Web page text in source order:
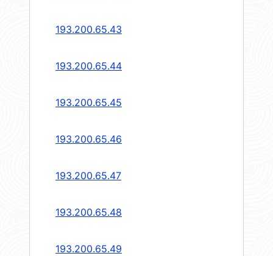
193.200.65.43
193.200.65.44
193.200.65.45
193.200.65.46
193.200.65.47
193.200.65.48
193.200.65.49